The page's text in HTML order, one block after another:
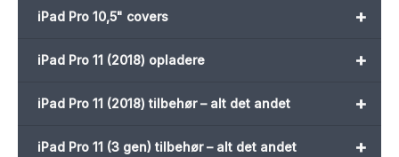
+
iPad Pro 10,5" covers
+
iPad Pro 11 (2018) opladere
+
iPad Pro 11 (2018) tilbehør – alt det andet
+
iPad Pro 11 (3 gen) tilbehør – alt det andet